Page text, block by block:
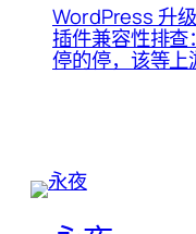
WordPress 升
插件兼容性排
停的停，该等上